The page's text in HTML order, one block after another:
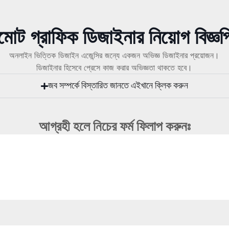
গ্রাফিক ডিজাইনার নিয়োগ
অনলাইন ভিত্তিক ডিজাইন এজেন্সির জন্যে একজন অভিজ্ঞ ডিজাইনার প্রয়োজন।
ডিজাইনার হিসেবে প্রেসে কাজ করার অভিজ্ঞতা থাকতে হবে।
জব সম্পর্কে বিস্তারিত জানতে এইখানে ক্লিক করুন
আগ্রহী হলে নিচের ফর্ম ফিলাপ করুনঃ